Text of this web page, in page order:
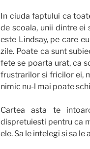
In ciuda faptului ca
de scoala, unii dintre ei
este Lindsay, pe care
zile. Poate ca sunt
fete se poarta urat, ca
frustrarilor si fricilor ei,
nimic nu-l mai poate
Cartea asta te
dispretuiesti pentru ca
ele. Sa le intelegi si sa